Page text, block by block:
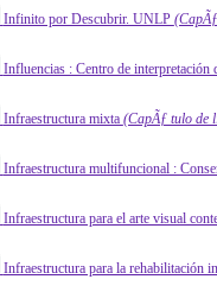
Infinito por Descubrir. UNLP
Influencias : Centro de
Infraestructura mixta (CapÃƒ ­tulo de
Infraestructura multifuncional :
Infraestructura para el arte visual
Infraestructura para la rehabilitación